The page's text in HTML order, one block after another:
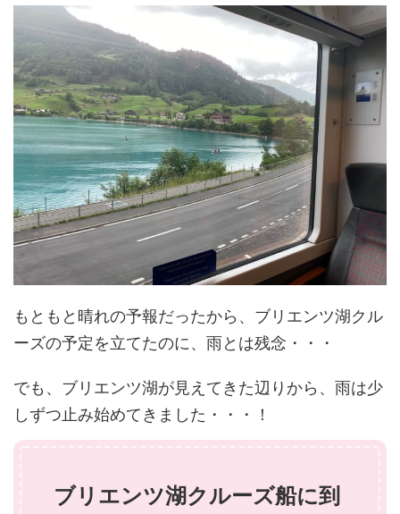
もともと晴れの予報だったから、ブリエンツ湖クル
ーズの予定を立てたのに、雨とは残念・・・
でも、ブリエンツ湖が見えてきた辺りから、雨は少
しずつ止み始めてきました・・・！
ブリエンツ湖クルーズ船に到